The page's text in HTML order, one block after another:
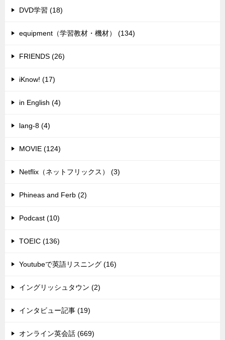
DVD学習 (18)
equipment（学習教材・機材） (134)
FRIENDS (26)
iKnow! (17)
in English (4)
lang-8 (4)
MOVIE (124)
Netflix（ネットフリックス） (3)
Phineas and Ferb (2)
Podcast (10)
TOEIC (136)
Youtubeで英語リスニング (16)
イングリッシュタウン (2)
インタビュー記事 (19)
オンライン英会話 (669)